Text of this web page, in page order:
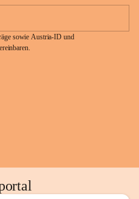
sowie Austria-ID und